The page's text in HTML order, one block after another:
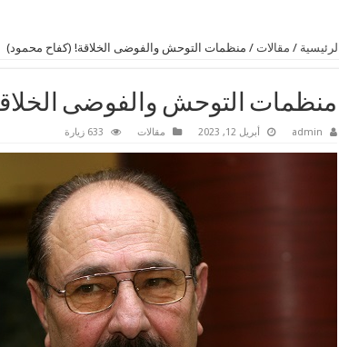
الرئيسية / مقالات / منظمات التوحش والفوضى الخلاقة! (كفاح محمود)
منظمات التوحش والفوضى
admin أبريل 12, 2023 مقالات 633 زيارة